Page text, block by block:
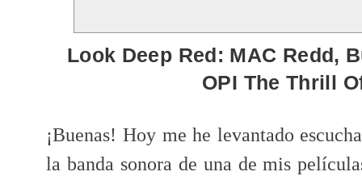
Look Deep Red: MAC Redd,
OPI The Thrill
¡Buenas! Hoy me he levantado
la banda sonora de una de mis